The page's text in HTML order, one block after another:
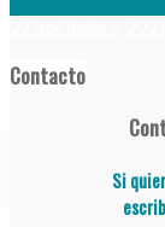
Contacto
Si